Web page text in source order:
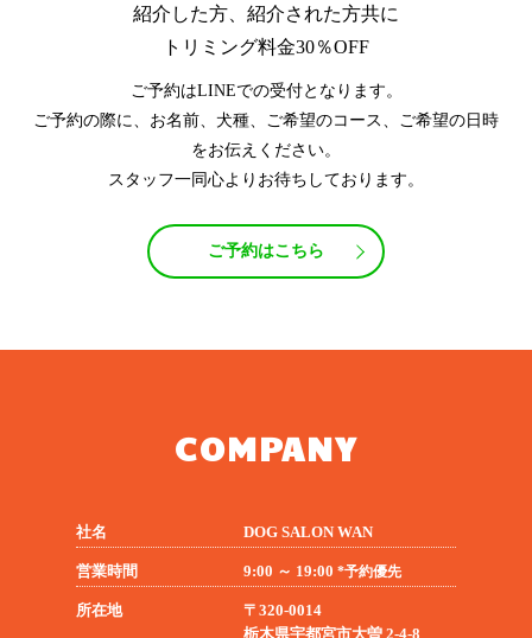
紹介した方、紹介された方共に
トリミング料金30％OFF
ご予約はLINEでの受付となります。
ご予約の際に、お名前、犬種、ご希望のコース、ご希望の日時
をお伝えください。
スタッフ一同心よりお待ちしております。
ご予約はこちら
COMPANY
社名 DOG SALON WAN
営業時間 9:00 ～ 19:00 *予約優先
所在地
〒320-0014
栃木県宇都宮市大曽 2-4-8